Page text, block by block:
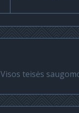
Visos teisės